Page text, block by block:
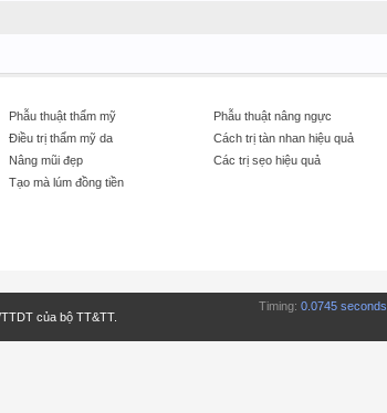
Phẫu thuật thẩm mỹ
Điều trị thẩm mỹ da
Nâng mũi đẹp
Tạo mà lúm đồng tiền
Phẫu thuật nâng ngực
Cách trị tàn nhan hiệu quả
Các trị sẹo hiệu quả
của bộ TT&TT.
Timing: 0.0745 seconds